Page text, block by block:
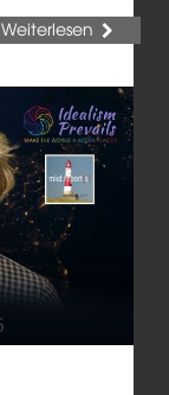
Weiterlesen